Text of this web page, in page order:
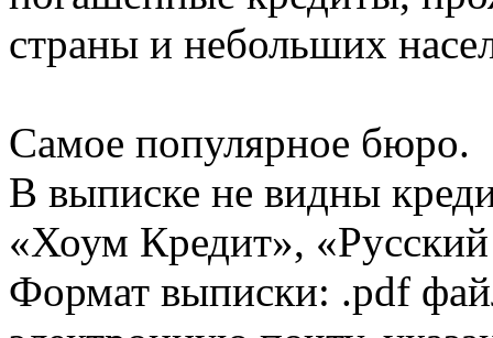
страны и небольших
Самое популярное бюро.
В выписке не видны
«Хоум Кредит»,
Формат выписки: .pdf